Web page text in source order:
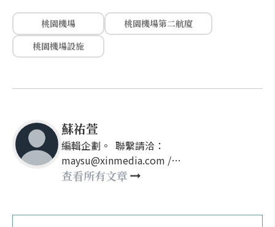
桃園機場
桃園機場第二航廈
桃園機場設施
蘇祐萱
編輯企劃。 聯繫請洽：
maysu@xinmedia.com /
may860527@gmail.com
查看所有文章